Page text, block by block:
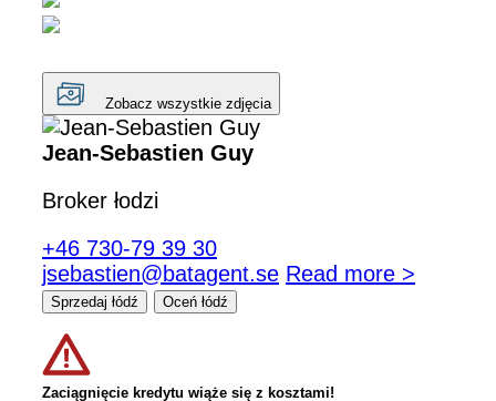
Zobacz wszystkie zdjęcia
Jean-Sebastien Guy
Broker łodzi
+46 730-79 39 30
jsebastien@batagent.se Read more >
Sprzedaj łódź Oceń łódź
Zaciągnięcie kredytu wiąże się z kosztami!